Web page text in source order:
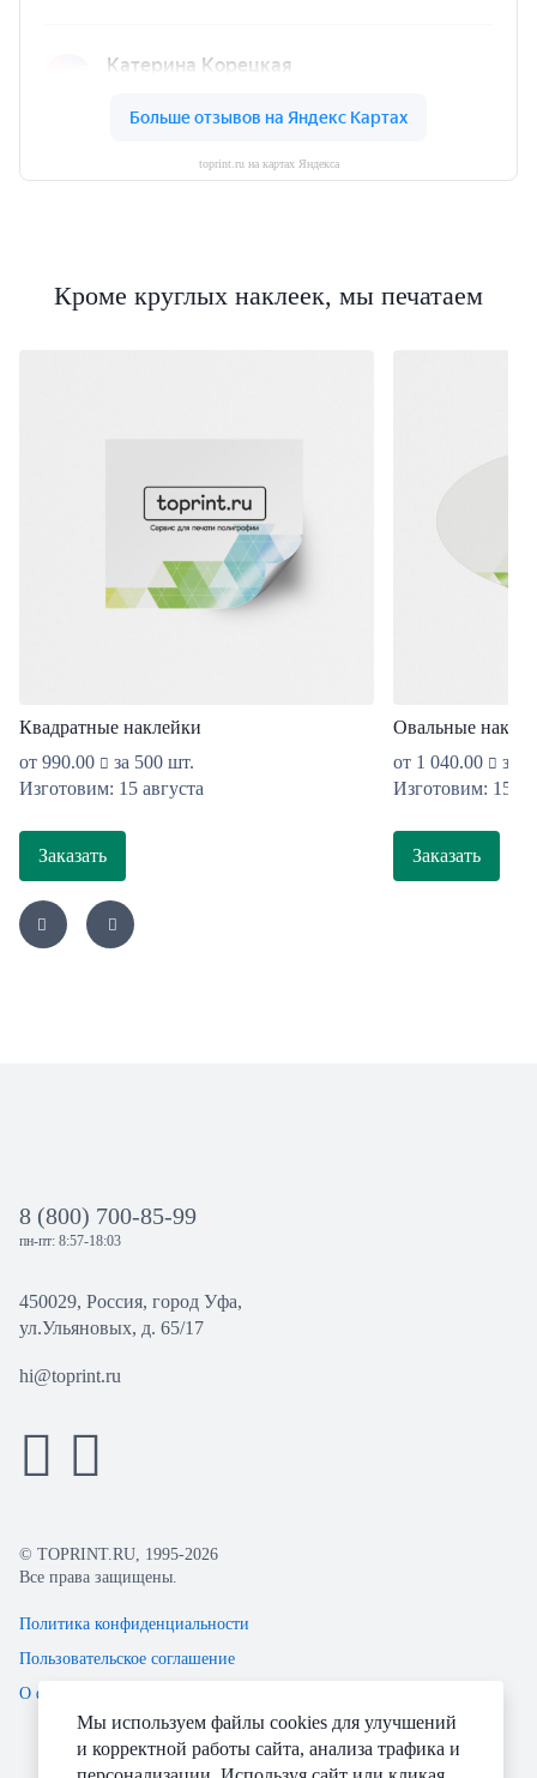
toprint.ru на картах Яндекса
Кроме круглых наклеек, мы печатаем
Квадратные наклейки
от 990.00
за 500 шт.
Изготовим: 15 августа
Заказать
Овальные
от 1 040.00
за
Изготовим: 15
Заказать
8 (800) 700-85-99
пн-пт: 8:57-18:03
450029, Россия, город Уфа,
ул.Ульяновых, д. 65/17
hi@toprint.ru
© TOPRINT.RU, 1995-2026
Все права защищены.
Политика конфиденциальности
Пользовательское соглашение
О файлах Cookie
Мы используем файлы cookies для улучшений
и корректной работы сайта, анализа трафика и